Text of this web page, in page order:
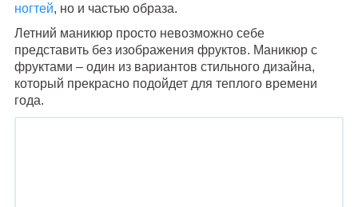
ногтей, но и частью образа.
Летний маникюр просто невозможно себе
представить без изображения фруктов. Маникюр с
фруктами – один из вариантов стильного дизайна,
который прекрасно подойдет для теплого времени
года.